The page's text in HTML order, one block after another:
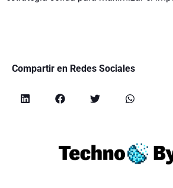
Compartir en Redes Sociales